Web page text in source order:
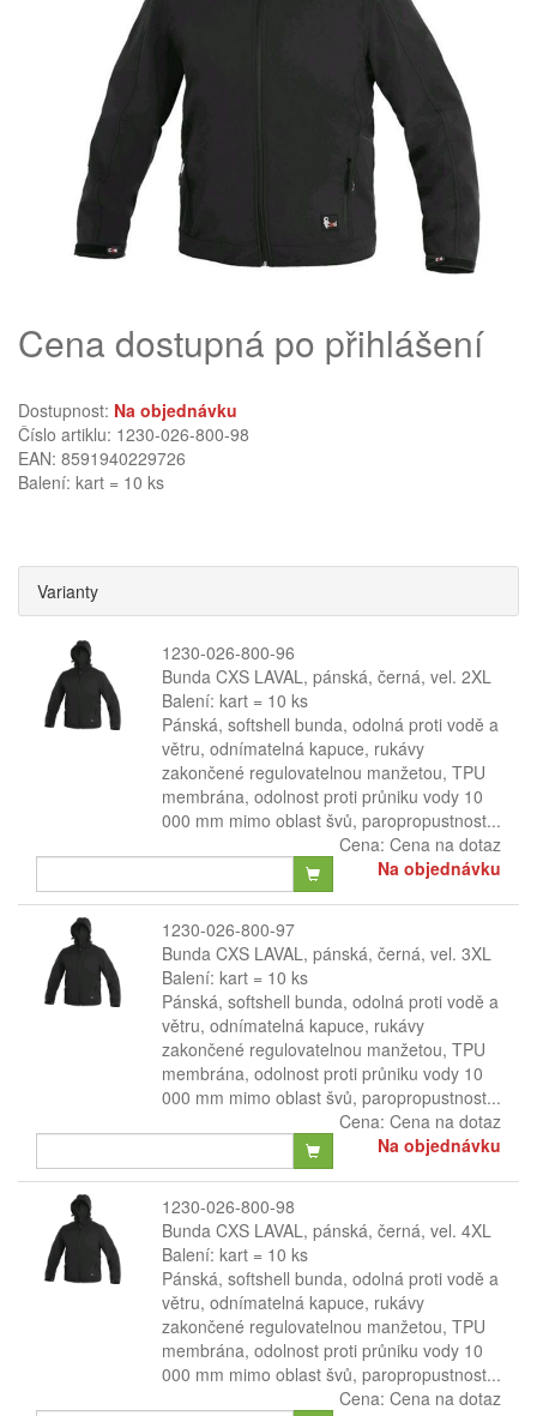
Cena dostupná po přihlášení
Dostupnost: Na objednávku
Číslo artiklu: 1230-026-800-98
EAN: 8591940229726
Balení: kart = 10 ks
Varianty
1230-026-800-96
Bunda CXS LAVAL, pánská, černá, vel. 2XL
Balení: kart = 10 ks
Pánská, softshell bunda, odolná proti vodě a
větru, odnímatelná kapuce, rukávy
zakončené regulovatelnou manžetou, TPU
membrána, odolnost proti průniku vody 10
000 mm mimo oblast švů, paropropustnost...
Cena: Cena na dotaz
Na objednávku
1230-026-800-97
Bunda CXS LAVAL, pánská, černá, vel. 3XL
Balení: kart = 10 ks
Pánská, softshell bunda, odolná proti vodě a
větru, odnímatelná kapuce, rukávy
zakončené regulovatelnou manžetou, TPU
membrána, odolnost proti průniku vody 10
000 mm mimo oblast švů, paropropustnost...
Cena: Cena na dotaz
Na objednávku
1230-026-800-98
Bunda CXS LAVAL, pánská, černá, vel. 4XL
Balení: kart = 10 ks
Pánská, softshell bunda, odolná proti vodě a
větru, odnímatelná kapuce, rukávy
zakončené regulovatelnou manžetou, TPU
membrána, odolnost proti průniku vody 10
000 mm mimo oblast švů, paropropustnost...
Cena: Cena na dotaz